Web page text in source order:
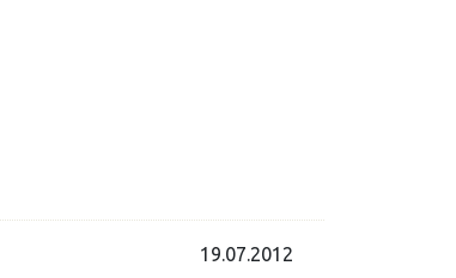
19.07.2012